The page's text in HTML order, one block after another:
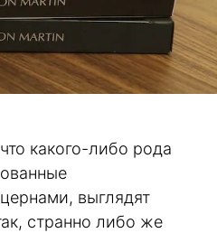
какого-либо рода
выглядят
странно либо же